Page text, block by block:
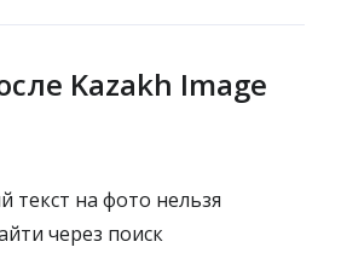
Kazakh Image
текст на фото нельзя
через поиск